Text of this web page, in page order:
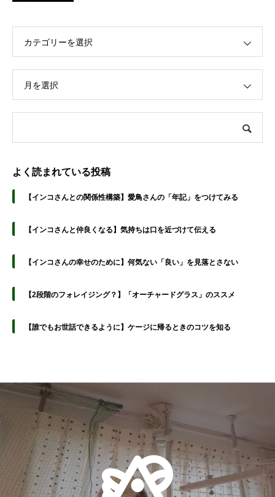
カテゴリーを選択
月を選択
よく読まれている投稿
【インコさんとの関係性構築】愛鳥さんの「年記」をつけてみる
【インコさんと仲良くなる】気持ちは口を近づけて伝える
【インコさんの幸せのために】何気ない「良い」を見落とさない
【2段階のフォレイジング？】「オーチャードグラス」のススメ
【誰でもお世話できるように】ケージに帰るときのコツを知る